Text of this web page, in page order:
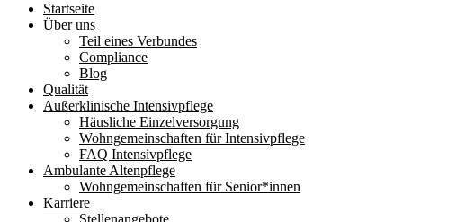
Startseite
Über uns
Teil eines Verbundes
Compliance
Blog
Qualität
Außerklinische Intensivpflege
Häusliche Einzelversorgung
Wohngemeinschaften für Intensivpflege
FAQ Intensivpflege
Ambulante Altenpflege
Wohngemeinschaften für Senior*innen
Karriere
Stellenangebote